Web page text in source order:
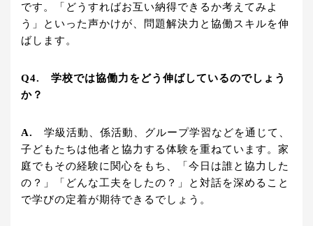
です。「どうすればお互い納得できるか考えてみよ
う」といった声かけが、問題解決力と協働スキルを伸
ばします。
Q4. 学校では協働力をどう伸ばしているのでしょう
か？
A.
学級活動、係活動、グループ学習などを通じて、
子どもたちは他者と協力する体験を重ねています。家
庭でもその経験に関心をもち、「今日は誰と協力した
の？」「どんな工夫をしたの？」と対話を深めること
で学びの定着が期待できるでしょう。